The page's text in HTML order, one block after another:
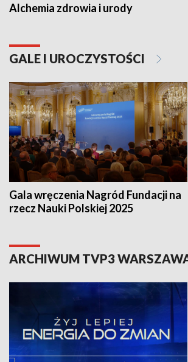
Alchemia zdrowia i urody
GALE I UROCZYSTOŚCI
Gala wręczenia Nagród Fundacji na
rzecz Nauki Polskiej 2025
ARCHIWUM TVP3